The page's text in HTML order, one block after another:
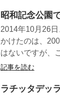
昭和記念公園
2014年10月26
かけたのは、
はないですが、
記事を読む
ラチッタデッ